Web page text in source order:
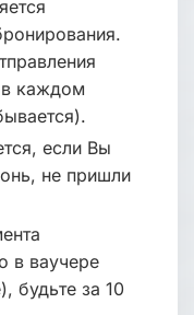
в каждом
если Вы
не пришли
в ваучере
будьте за 10